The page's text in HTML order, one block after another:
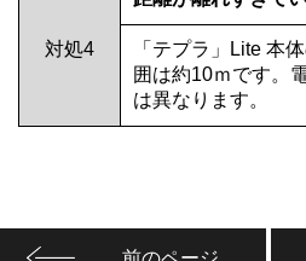
対処4
「テプラ」Lite 本
囲は約10ｍです。
は異なります。